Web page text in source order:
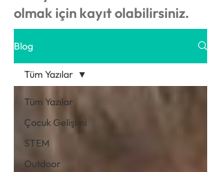
olmak için kayıt olabilirsiniz.
Blog
Tüm Yazılar
Çocuk Gelişimi
STEM
Outdoor
Tüm Yazılar